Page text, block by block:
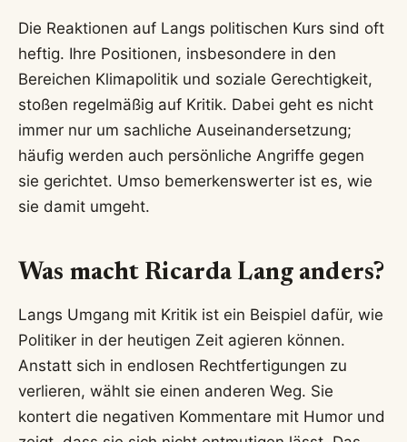
Die Reaktionen auf Langs politischen Kurs sind oft
heftig. Ihre Positionen, insbesondere in den
Bereichen Klimapolitik und soziale Gerechtigkeit,
stoßen regelmäßig auf Kritik. Dabei geht es nicht
immer nur um sachliche Auseinandersetzung;
häufig werden auch persönliche Angriffe gegen
sie gerichtet. Umso bemerkenswerter ist es, wie
sie damit umgeht.
Was macht Ricarda Lang anders?
Langs Umgang mit Kritik ist ein Beispiel dafür, wie
Politiker in der heutigen Zeit agieren können.
Anstatt sich in endlosen Rechtfertigungen zu
verlieren, wählt sie einen anderen Weg. Sie
kontert die negativen Kommentare mit Humor und